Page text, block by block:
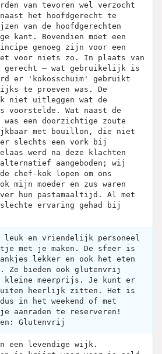
van tevoren wel verzocht
het hoofdgerecht te
van de hoofdgerechten
kant. Bovendien moet een
genoeg zijn voor een
voor niets zo. In plaats van
gerecht — wat gebruikelijk is
er 'kokosschuim' gebruikt
te proeven was. De
niet uitleggen wat de
voorstelde. Wat naast de
een doorzichtige zoute
met bouillon, die niet
er slechts een vork bij
werd na deze klachten
aangeboden; wij
chef-kok lopen om ons
mijn moeder en zus waren
hun pastamaaltijd. Al met
ervaring gehad bij
leuk en vriendelijk personeel
met je maken. De sfeer is
lekker en ook het eten
Ze bieden ook glutenvrij
kleine meerprijs. Je kunt er
heerlijk zitten. Het is
in het weekend of met
aanraden te reserveren!
Glutenvrij
een levendige wijk.